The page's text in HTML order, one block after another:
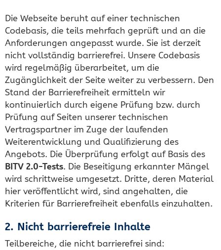
Die Webseite beruht auf einer technischen
Codebasis, die teils mehrfach geprüft und an die
Anforderungen angepasst wurde. Sie ist derzeit
nicht vollständig barrierefrei. Unsere Codebasis
wird regelmäßig überarbeitet, um die
Zugänglichkeit der Seite weiter zu verbessern. Den
Stand der Barrierefreiheit ermitteln wir
kontinuierlich durch eigene Prüfung bzw. durch
Prüfung auf Seiten unserer technischen
Vertragspartner im Zuge der laufenden
Weiterentwicklung und Qualifizierung des
Angebots. Die Überprüfung erfolgt auf Basis des
BITV 2.0-Tests. Die Beseitigung erkannter Mängel
wird schrittweise umgesetzt. Dritte, deren Material
hier veröffentlicht wird, sind angehalten, die
Kriterien für Barrierefreiheit ebenfalls einzuhalten.
2. Nicht barrierefreie Inhalte
Teilbereiche, die nicht barrierefrei sind: